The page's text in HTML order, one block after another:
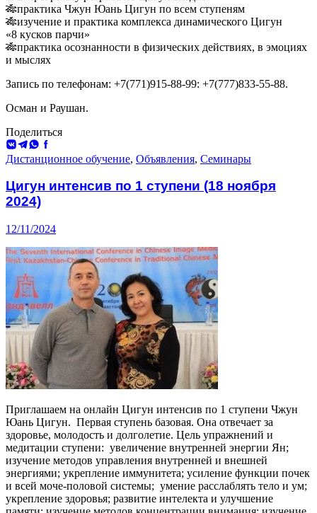
🎋практика Чжун Юань Цигун по всем ступеням
🎋изучение и практика комплекса динамического Цигун
«8 кусков парчи»
🎋практика осознанности в физических действиях, в эмоциях
и мыслях
Запись по телефонам: +7(771)915-88-99: +7(777)833-55-88.
Осман и Раушан.
Поделиться
ВКонтакте
Telegram
WhatsApp
Facebook
Дистанционное обучение, Объявления, Семинары
Цигун интенсив по 1 ступени (18 ноября
2024)
12/11/2024
Приглашаем на онлайн Цигун интенсив по 1 ступени Чжун
Юань Цигун. Первая ступень базовая. Она отвечает за
здоровье, молодость и долголетие. Цель упражнений и
медитации ступени: увеличение внутренней энергии Ян;
изучение методов управления внутренней и внешней
энергиями; укрепление иммунитета; усиление функции почек
и всей моче-половой системы; умение расслаблять тело и ум;
укрепление здоровья; развитие интелекта и улучшение